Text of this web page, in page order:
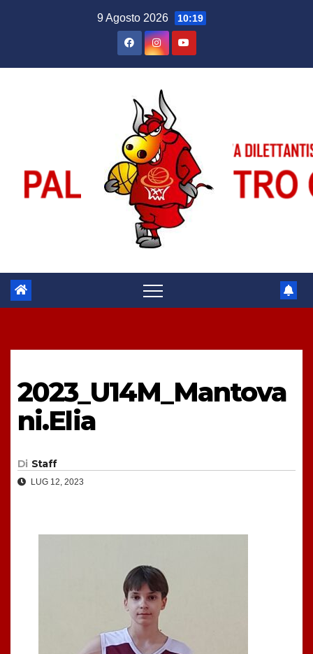
9 Agosto 2026 10:19
2023_U14M_Mantova
ni.Elia
Di Staff
LUG 12, 2023